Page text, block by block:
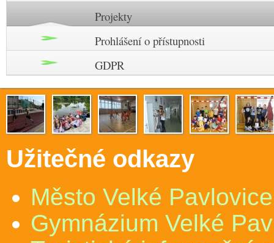
Projekty
Prohlášení o přístupnosti
GDPR
Užitečné odkazy
Město Velké Pavlovice
Gymnázium Velké